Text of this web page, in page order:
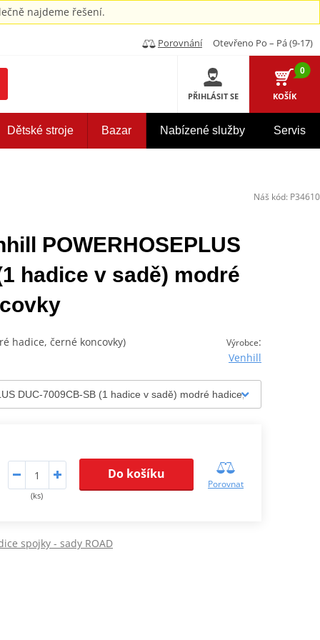
najdeme řešení.
Porovnání Otevřeno Po – Pá (9-17)
PŘIHLÁSIT SE
0
KOŠÍK
Dětské stroje Bazar Nabízené služby Servis
POWERHOSEPLUS
hadice v sadě) modré
Výrobce:
Venhill
hadice, černé koncovky)
(ks)
Do košíku
Porovnat
spojky - sady ROAD
Náš kód: P34610